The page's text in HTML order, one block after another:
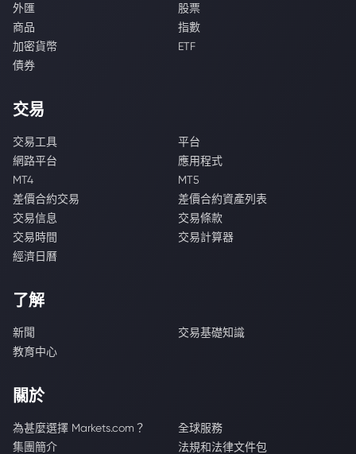
外匯
股票
商品
指數
加密貨幣
ETF
債券
交易
交易工具
平台
網路平台
應用程式
MT4
MT5
差價合約交易
差價合約資產列表
交易信息
交易條款
交易時間
交易計算器
經濟日曆
了解
新聞
交易基礎知識
教育中心
關於
為甚麼選擇 Markets.com？
全球服務
集團簡介
法規和法律文件包